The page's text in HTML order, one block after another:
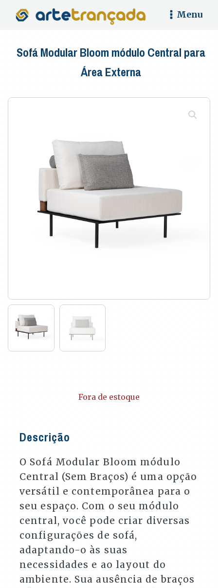
Menu
Sofá Modular Bloom módulo Central para
Área Externa
Fora de estoque
Descrição
O Sofá Modular Bloom módulo
Central (Sem Braços) é uma opção
versátil e contemporânea para o
seu espaço. Com o seu módulo
central, você pode criar diversas
configurações de sofá,
adaptando-o às suas
necessidades e ao layout do
ambiente. Sua ausência de braços